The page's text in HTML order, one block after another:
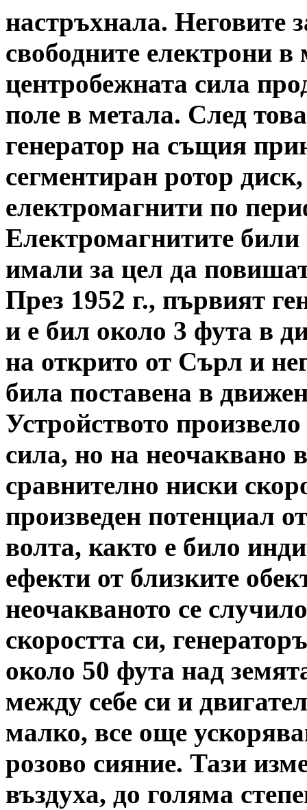
настръхнала. Неговите
свободните електрони
центробежната сила
поле в метала. След
генератор на същия
сегментиран ротор
електромагнити по
Електромагнитите били
имали за цел да
През 1952 г., първият
и е бил около 3 фута в
на открито от Сърл и
била поставена в
Устройството
сила, но на неочаквано
сравнително ниски
произведен потенциал
волта, както е било
ефекти от близките
неочакваното се
скоростта си,
около 50 фута над
между себе си и
малко, все още
розово сияние. Тази
въздуха, до голяма